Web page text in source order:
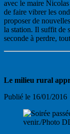
avec le maire
de faire vibrer les
proposer de
la station. Il suffit de
seconde à perdre,
Le milieu rural
Publié le 16/01/2016